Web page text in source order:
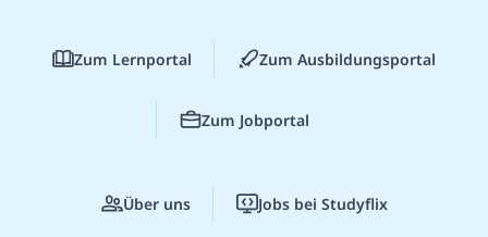
Zum Lernportal Zum Ausbildungsportal
Zum Jobportal
Über uns Jobs bei Studyflix